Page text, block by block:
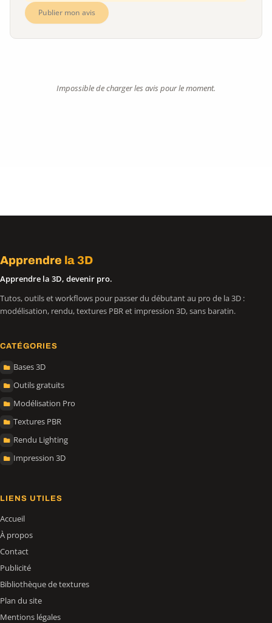
Publier mon avis
Impossible de charger les avis pour le moment.
Apprendre la 3D
Apprendre la 3D, devenir pro.
Tutos, outils et workflows pour passer du débutant au pro de la 3D :
modélisation, rendu, textures PBR et impression 3D, sans baratin.
CATÉGORIES
Bases 3D
Outils gratuits
Modélisation Pro
Textures PBR
Rendu Lighting
Impression 3D
LIENS UTILES
Accueil
À propos
Contact
Publicité
Bibliothèque de textures
Plan du site
Mentions légales